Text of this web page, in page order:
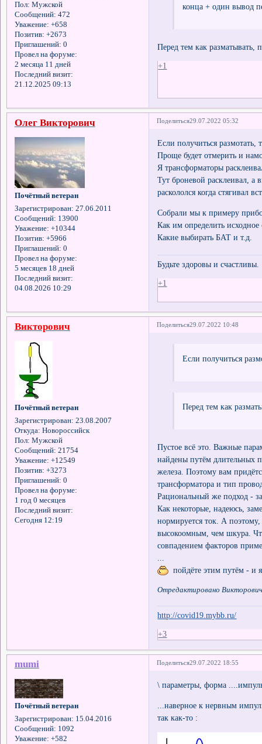
Пол: Мужской
Сообщений: 472
Уважение: +658
Позитив: +2673
Приглашений: 0
Провел на форуме:
2 месяца 11 дней
Последний визит:
21.12.2025 09:13
конца + один вывод
Перед тем как разматывать,
+1
Поделиться29.07.2022 05:32
Олег Викторович
Почётный ветеран
Зарегистрирован: 27.06.2011
Сообщений: 13900
Уважение: +10344
Позитив: +5966
Приглашений: 0
Провел на форуме:
5 месяцев 18 дней
Последний визит:
04.08.2026 10:29
Если получиться
Проще будет отмерить и
Я трансформаторы
Тут броневой расклеивал, а
раскололся когда стягивал
Собрали мы к примеру
Как им определить
Какие выбирать БАТ и т.д.
Будьте здоровы и счастливы.
+1
Поделиться29.07.2022 10:48
Викторович
Почётный ветеран
Зарегистрирован: 23.08.2007
Откуда: Новороссийск
Пол: Мужской
Сообщений: 21754
Уважение: +12549
Позитив: +3273
Приглашений: 0
Провел на форуме:
1 год 0 месяцев
Последний визит:
Сегодня 12:19
Если получиться
Перед тем как
Пустое всё это. Важные
найдены путём длительных
железа. Поэтому вам
трансформатора и тип
Рациональный же подход -
Как некоторые, надеюсь,
нормируется ток. А
высокоомным, чем шкура.
совпадением факторов
пойдёте этим путём - и
Отредактировано
http://covid19.mybb.ru/
+3
Поделиться29.07.2022 18:55
mumi
Почётный ветеран
Зарегистрирован: 15.04.2016
Сообщений: 1092
Уважение: +582
\ параметры, форма
...наверное к нервным
так как-то :